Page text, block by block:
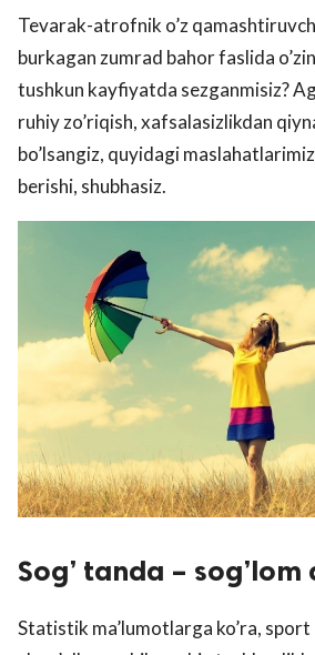
Tevarak-atrofnik o’z
burkagan zumrad bahor faslida
tushkun kayfiyatda sezganmisiz?
ruhiy zo’riqish, xafsalasizlikdan
bo’lsangiz, quyidagi
berishi, shubhasiz.
Sog’ tanda – sog’lom
Statistik ma’lumotlarga ko’ra, sport